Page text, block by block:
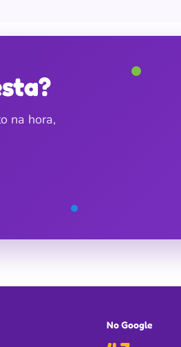
na hora,
No Google